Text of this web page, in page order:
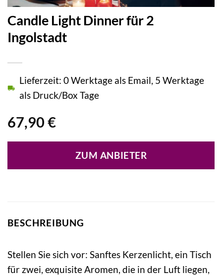
Candle Light Dinner für 2
Ingolstadt
67,90 €
Lieferzeit: 0 Werktage als Email, 5 Werktage
als Druck/Box Tage
ZUM ANBIETER
BESCHREIBUNG
Stellen Sie sich vor: Sanftes Kerzenlicht, ein Tisch
für zwei, exquisite Aromen, die in der Luft liegen,